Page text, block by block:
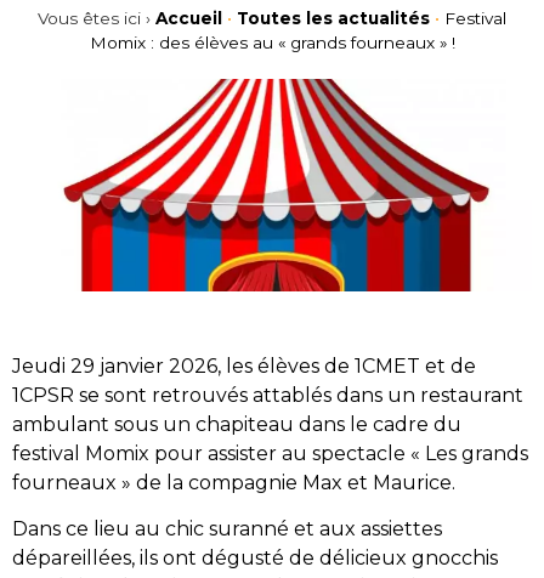
Vous êtes ici › Accueil • Toutes les actualités • Festival
Momix : des élèves au « grands fourneaux » !
Jeudi 29 janvier 2026, les élèves de 1CMET et de
1CPSR se sont retrouvés attablés dans un restaurant
ambulant sous un chapiteau dans le cadre du
festival Momix pour assister au spectacle « Les grands
fourneaux » de la compagnie Max et Maurice.
Dans ce lieu au chic suranné et aux assiettes
dépareillées, ils ont dégusté de délicieux gnocchis